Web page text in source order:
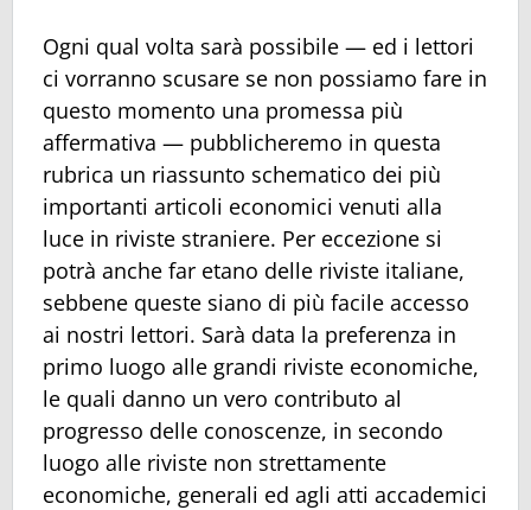
Ogni qual volta sarà possibile — ed i lettori
ci vorranno scusare se non possiamo fare in
questo momento una promessa più
affermativa — pubblicheremo in questa
rubrica un riassunto schematico dei più
importanti articoli economici venuti alla
luce in riviste straniere. Per eccezione si
potrà anche far etano delle riviste italiane,
sebbene queste siano di più facile accesso
ai nostri lettori. Sarà data la preferenza in
primo luogo alle grandi riviste economiche,
le quali danno un vero contributo al
progresso delle conoscenze, in secondo
luogo alle riviste non strettamente
economiche, generali ed agli atti accademici